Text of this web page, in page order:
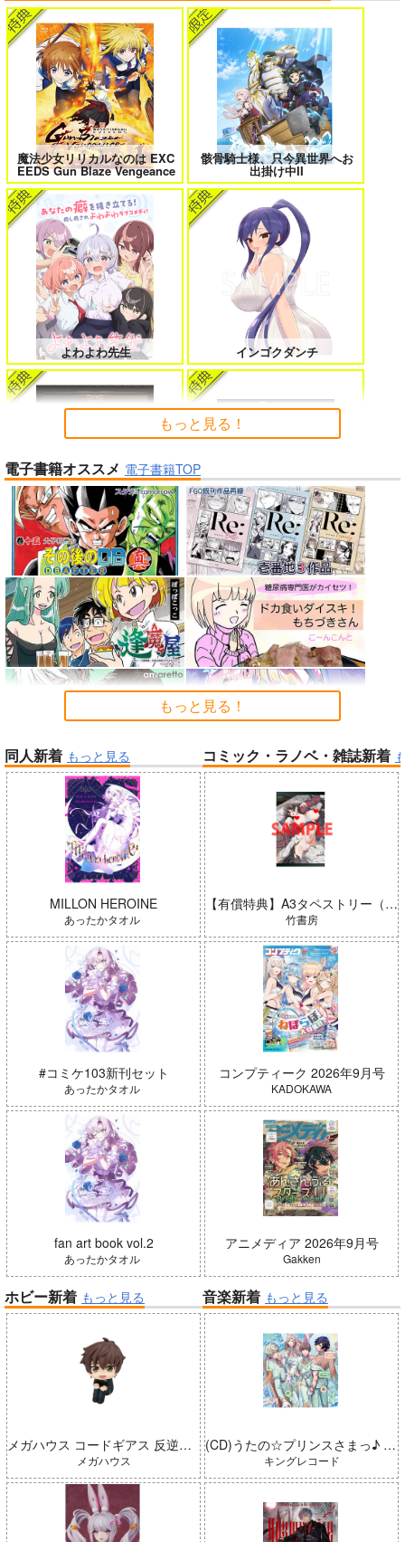
BLUE nankaAkanjin
oOMNIBUS
ハイパーソニックソウ
3,025円（税込）
Fate/Grand Order
アルジュナ
カルナ
サンプル
カート
ボクの理想の異世界生活 転生したら
ケモ耳娘だらけの世界でハーレムに
3
異世界から来た君と共に過ごす日常
2
＃ラブコメ好きとこっそり繋がりた
い
エロゲの鬱エンドからヒロイン達を
救済したら 2
女友達は頼めば意外とヤらせてくれ
る 8
HELL’o WORK！～賽の河原で積石
を崩すだけの簡単なお仕事って聞い
たのに～
よくある令嬢転生だと思ったのに 5
孤独だった国民的美少女の妹を一晩
泊めたら懐かれた
人狼機ウィンヴルガ ー叛逆篇ー 5
魔王マーラ煩悩学園 ～勇者、教師に
時々ボソッとロシア語でデレる勇者
のアーリャさん
帝国機神ヴォルカミオン 2 ふかふかダンジョン攻略記 19
魔法少女リリカルなのは EXC
EEDS Gun Blaze Vengeance
骸骨騎士様、只今異世界へお
出掛け中II
よわよわ先生 インゴクダンチ
「少女☆歌劇 レヴュースタァ
ライト」スペシャルライブ “St
arry Horizon” Blu-ray(初回限
定版)
アイドルマスター ミリオンラ
イブ！
「ポケモン feat. 初音ミク VO
LTAGE Live！」Blu-ray特装
「魔法少女リリカルなのは EX
CEEDS Gun Blaze Vengeanc
e」オープニングテーマ CRIM
SON BULLET/水樹奈々
Peachful Story(通常盤)/桃鈴
春夏秋冬代行者 春の舞
り 黄泉のツガイ
もっと見る！
電子書籍オススメ 電子書籍TOP
もっと見る！
同人新着 もっと見る
MILLON HEROINE
あったかタオル
#コミケ103新刊セット
あったかタオル
fan art book vol.2
あったかタオル
コミック・ラノベ・雑誌新着
【有償特典】A3タペストリー（ガールズゾンビパーティー 5）
竹書房
コンプティーク 2026年9月号
KADOKAWA
アニメディア 2026年9月号
Gakken
ホビー新着 もっと見る
メガハウス コードギアス 反逆のルルーシュ るかっぷ 枢木スザク 完成品
メガハウス
音楽新着 もっと見る
(CD)うたの☆プリンスさまっ♪ LIVE EMOTION 2nd Anniversary CD トキヤ・カミュ・瑛二・大和
キングレコード